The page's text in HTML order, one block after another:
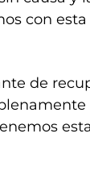
con esta
de